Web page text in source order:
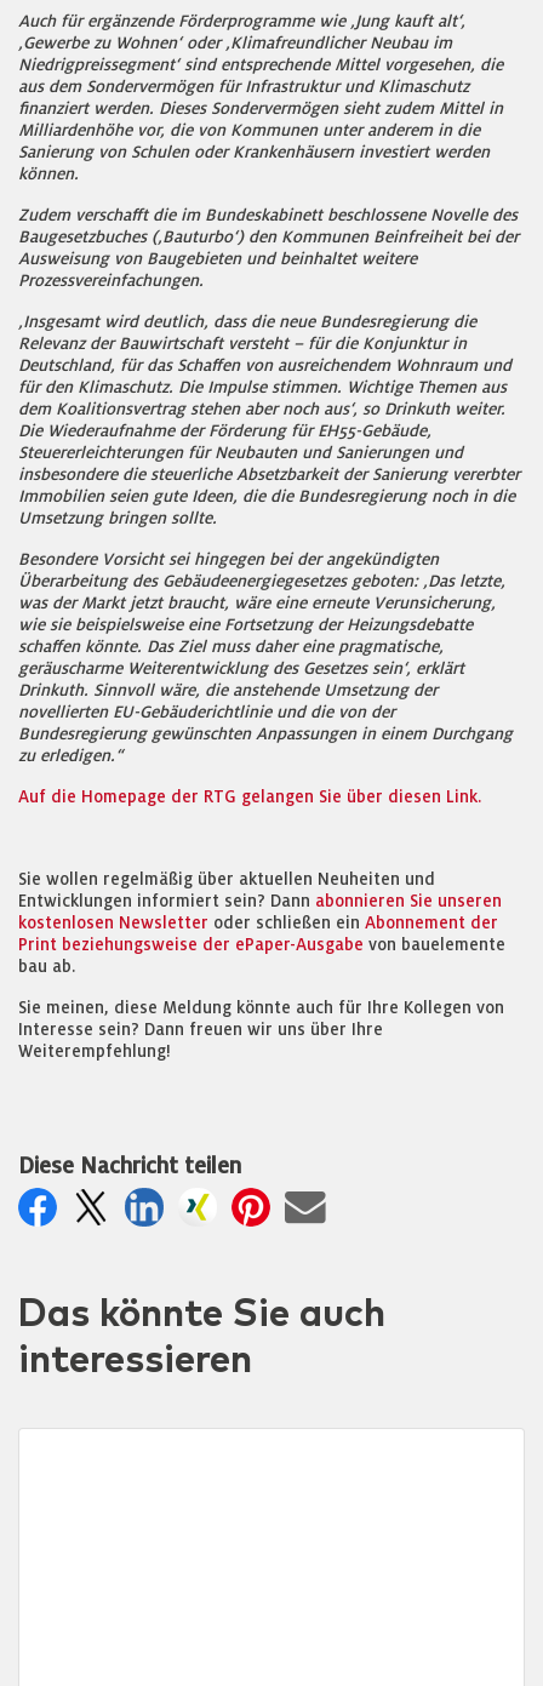
Auch für ergänzende Förderprogramme wie ‚Jung kauft alt‘,
‚Gewerbe zu Wohnen‘ oder ‚Klimafreundlicher Neubau im
Niedrigpreissegment‘ sind entsprechende Mittel vorgesehen, die
aus dem Sondervermögen für Infrastruktur und Klimaschutz
finanziert werden. Dieses Sondervermögen sieht zudem Mittel in
Milliardenhöhe vor, die von Kommunen unter anderem in die
Sanierung von Schulen oder Krankenhäusern investiert werden
können.
Zudem verschafft die im Bundeskabinett beschlossene Novelle des
Baugesetzbuches (‚Bauturbo‘) den Kommunen Beinfreiheit bei der
Ausweisung von Baugebieten und beinhaltet weitere
Prozessvereinfachungen.
‚Insgesamt wird deutlich, dass die neue Bundesregierung die
Relevanz der Bauwirtschaft versteht – für die Konjunktur in
Deutschland, für das Schaffen von ausreichendem Wohnraum und
für den Klimaschutz. Die Impulse stimmen. Wichtige Themen aus
dem Koalitionsvertrag stehen aber noch aus‘, so Drinkuth weiter.
Die Wiederaufnahme der Förderung für EH55-Gebäude,
Steuererleichterungen für Neubauten und Sanierungen und
insbesondere die steuerliche Absetzbarkeit der Sanierung vererbter
Immobilien seien gute Ideen, die die Bundesregierung noch in die
Umsetzung bringen sollte.
Besondere Vorsicht sei hingegen bei der angekündigten
Überarbeitung des Gebäudeenergiegesetzes geboten: ‚Das letzte,
was der Markt jetzt braucht, wäre eine erneute Verunsicherung,
wie sie beispielsweise eine Fortsetzung der Heizungsdebatte
schaffen könnte. Das Ziel muss daher eine pragmatische,
geräuscharme Weiterentwicklung des Gesetzes sein‘, erklärt
Drinkuth. Sinnvoll wäre, die anstehende Umsetzung der
novellierten EU-Gebäuderichtlinie und die von der
Bundesregierung gewünschten Anpassungen in einem Durchgang
zu erledigen.“
Auf die Homepage der RTG gelangen Sie über diesen Link.
Sie wollen regelmäßig über aktuellen Neuheiten und
Entwicklungen informiert sein? Dann abonnieren Sie unseren
kostenlosen Newsletter oder schließen ein Abonnement der
Print beziehungsweise der ePaper-Ausgabe von bauelemente
bau ab.
Sie meinen, diese Meldung könnte auch für Ihre Kollegen von
Interesse sein? Dann freuen wir uns über Ihre
Weiterempfehlung!
Diese Nachricht teilen
Das könnte Sie auch
interessieren